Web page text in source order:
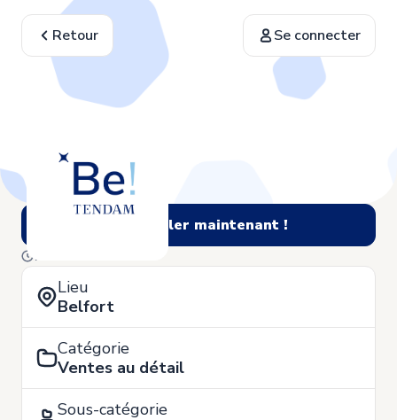
Retour Se connecter
Postuler maintenant !
7 de Juillet
Lieu
Belfort
Catégorie
Ventes au détail
Sous-catégorie